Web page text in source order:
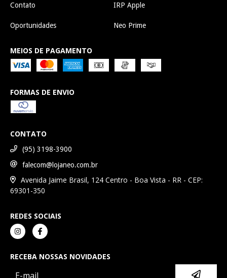
Contato IRP Apple
Oportunidades Neo Prime
MEIOS DE PAGAMENTO
FORMAS DE ENVIO
CONTATO
(95) 3198-3900
falecom@lojaneo.com.br
Avenida Jaime Brasil, 124 Centro - Boa Vista - RR - CEP:
69301-350
REDES SOCIAIS
RECEBA NOSSAS NOVIDADES